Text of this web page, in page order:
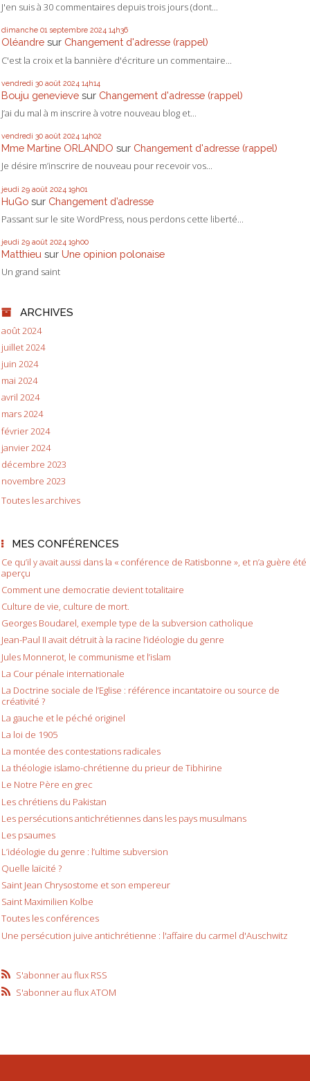
J'en suis à 30 commentaires depuis trois jours (dont...
dimanche 01 septembre 2024 14h36
Oléandre sur Changement d'adresse (rappel)
C'est la croix et la bannière d'écriture un commentaire...
vendredi 30 août 2024 14h14
Bouju genevieve sur Changement d'adresse (rappel)
J’ai du mal à m inscrire à votre nouveau blog et...
vendredi 30 août 2024 14h02
Mme Martine ORLANDO sur Changement d'adresse (rappel)
Je désire m’inscrire de nouveau pour recevoir vos...
jeudi 29 août 2024 19h01
HuGo sur Changement d’adresse
Passant sur le site WordPress, nous perdons cette liberté...
jeudi 29 août 2024 19h00
Matthieu sur Une opinion polonaise
Un grand saint
ARCHIVES
août 2024
juillet 2024
juin 2024
mai 2024
avril 2024
mars 2024
février 2024
janvier 2024
décembre 2023
novembre 2023
Toutes les archives
MES CONFÉRENCES
Ce qu’il y avait aussi dans la « conférence de Ratisbonne », et n’a guère été
aperçu
Comment une democratie devient totalitaire
Culture de vie, culture de mort.
Georges Boudarel, exemple type de la subversion catholique
Jean-Paul II avait détruit à la racine l’idéologie du genre
Jules Monnerot, le communisme et l’islam
La Cour pénale internationale
La Doctrine sociale de l’Eglise : référence incantatoire ou source de
créativité ?
La gauche et le péché originel
La loi de 1905
La montée des contestations radicales
La théologie islamo-chrétienne du prieur de Tibhirine
Le Notre Père en grec
Les chrétiens du Pakistan
Les persécutions antichrétiennes dans les pays musulmans
Les psaumes
L’idéologie du genre : l’ultime subversion
Quelle laïcité ?
Saint Jean Chrysostome et son empereur
Saint Maximilien Kolbe
Toutes les conférences
Une persécution juive antichrétienne : l'affaire du carmel d'Auschwitz
S'abonner au flux RSS
S'abonner au flux ATOM